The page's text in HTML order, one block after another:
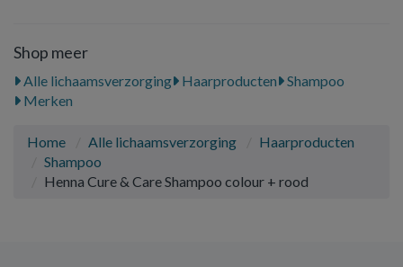
Shop meer
Alle lichaamsverzorging Haarproducten
Shampoo
Merken
Home Alle lichaamsverzorging
Haarproducten
Shampoo
Henna Cure & Care Shampoo colour + rood